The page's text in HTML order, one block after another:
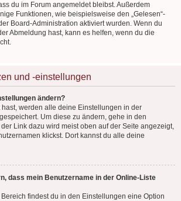
du im Forum angemeldet bleibst. Außerdem
Funktionen, wie beispielsweise den „Gelesen“-
Board-Administration aktiviert wurden. Wenn du
Abmeldung hast, kann es helfen, wenn du die
und -einstellungen
ändern?
werden alle deine Einstellungen in der
Um diese zu ändern, gehe in den
der Link dazu wird meist oben auf der Seite angezeigt,
klickst. Dort kannst du alle deine
dass mein Benutzername in der Online-Liste
findest du in den Einstellungen eine Option